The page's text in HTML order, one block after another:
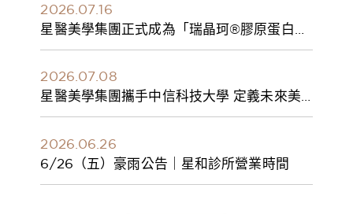
2026.07.16
星醫美學集團正式成為「瑞晶珂®膠原蛋白植
入劑」台灣獨家總代理
2026.07.08
星醫美學集團攜手中信科技大學 定義未來美
學人才新標準 建構健康美學產學共育模式 串
2026.06.26
6/26（五）豪雨公告｜星和診所營業時間